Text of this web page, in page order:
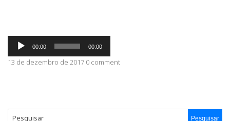
CONTATO
Tocador
áudio
00:00 00:00
13 de dezembro de 2017 0 comment